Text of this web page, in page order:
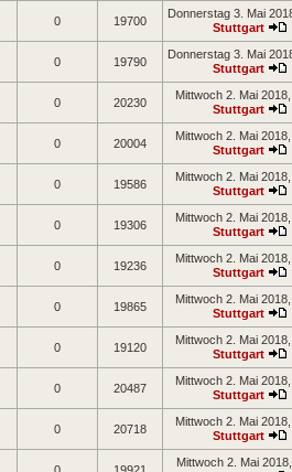
0 19700
Donnerstag 3. Mai
Stuttgart
0 19790
Donnerstag 3. Mai
Stuttgart
0 20230
Mittwoch 2. Mai
Stuttgart
0 20004
Mittwoch 2. Mai
Stuttgart
0 19586
Mittwoch 2. Mai
Stuttgart
0 19306
Mittwoch 2. Mai
Stuttgart
0 19236
Mittwoch 2. Mai
Stuttgart
0 19865
Mittwoch 2. Mai
Stuttgart
0 19120
Mittwoch 2. Mai
Stuttgart
0 20487
Mittwoch 2. Mai
Stuttgart
0 20718
Mittwoch 2. Mai
Stuttgart
Mittwoch 2. Mai